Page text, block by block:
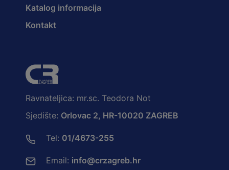
Katalog informacija
Kontakt
Ravnateljica: mr.sc. Teodora Not
Sjedište: Orlovac 2, HR-10020 ZAGREB
Tel: 01/4673-255
Email: info@crzagreb.hr